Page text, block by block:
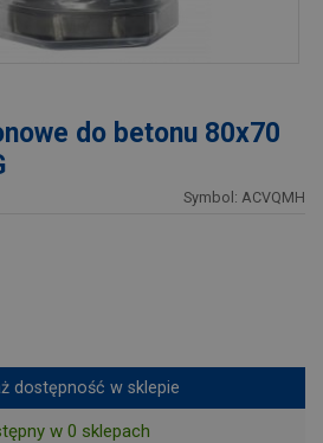
do betonu 80x70
Symbol: ACVQMH
dostępność w sklepie
w 0 sklepach